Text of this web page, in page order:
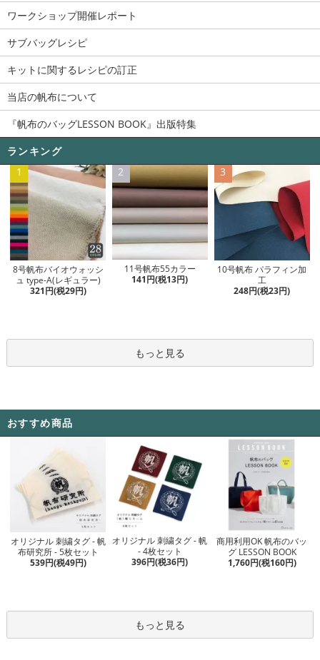
ワークショップ開催レポート
サブバッグレシピ
キットに関するレシピの訂正
当店の帆布について
『帆布のバッグLESSON BOOK』出版特集
ランキング
1
8号帆布バイオウォッシ
ュ type-A(レギュラー)
321円(税29円)
2
11号帆布55カラー
141円(税13円)
3
10号帆布 パラフィン加
工
248円(税23円)
もっと見る
おすすめ商品
オリジナル 刺繍タグ - 帆
布研究所 - 5枚セット
539円(税49円)
オリジナル 刺繍タグ - 帆
- 4枚セット
396円(税36円)
商用利用OK 帆布のバッ
グ LESSON BOOK
1,760円(税160円)
もっと見る